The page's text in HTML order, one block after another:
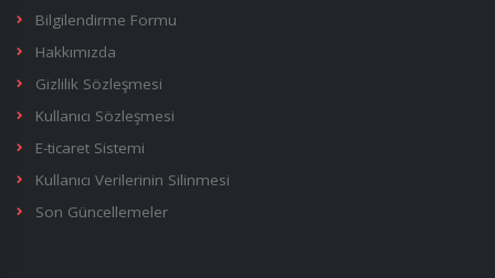
Bilgilendirme Formu
Hakkımızda
Gizlilik Sözleşmesi
Kullanıcı Sözleşmesi
E-ticaret Sistemi
Kullanıcı Verilerinin Silinmesi
Son Güncellemeler